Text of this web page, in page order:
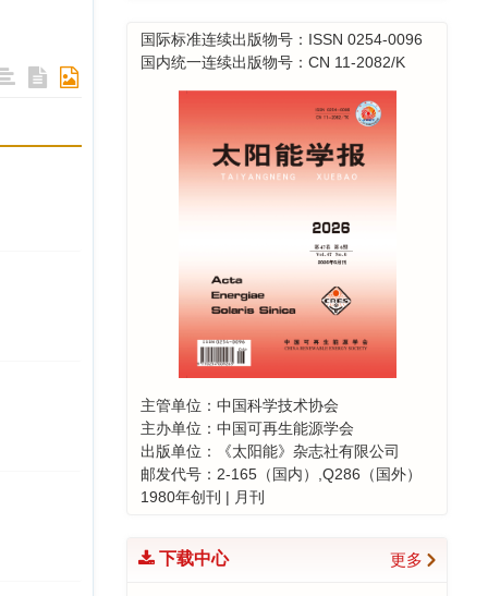
关于年底发票事宜
2025-12-23
采编系统升级维护公告
喜报！ 2025年度《太阳能学报》
20篇论文入选 “领跑者5000—中
喜报！《太阳能学报》蝉联能源
与动力工程类期刊影响力榜首！
2024-12-13
喜报！ 《太阳能学报》19篇论文
入选 “领跑者 5000—中国精品科
2024-10-22
编辑部创建读者服务群的通知
2024-04-19
喜报！《太阳能学报》荣登能源
2023-12-06
国际标准连续出版物号：ISSN 0254-0096
国内统一连续出版物号：CN 11-2082/K
主管单位：中国科学技术协会
主办单位：中国可再生能源学会
出版单位：《太阳能》杂志社有限公司
邮发代号：2-165（国内）,Q286（国外）
1980年创刊 | 月刊
下载中心 更多